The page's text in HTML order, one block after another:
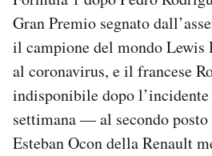
AREA PERSONALE
Area Personale
Newsletter
Notifiche mobile
Regala il Post
Hai bisogno di aiuto?
Gran Premio segnato
il campione del mondo
al coronavirus, e il francese
indisponibile dopo
settimana — al secondo
Esteban Ocon della Renault